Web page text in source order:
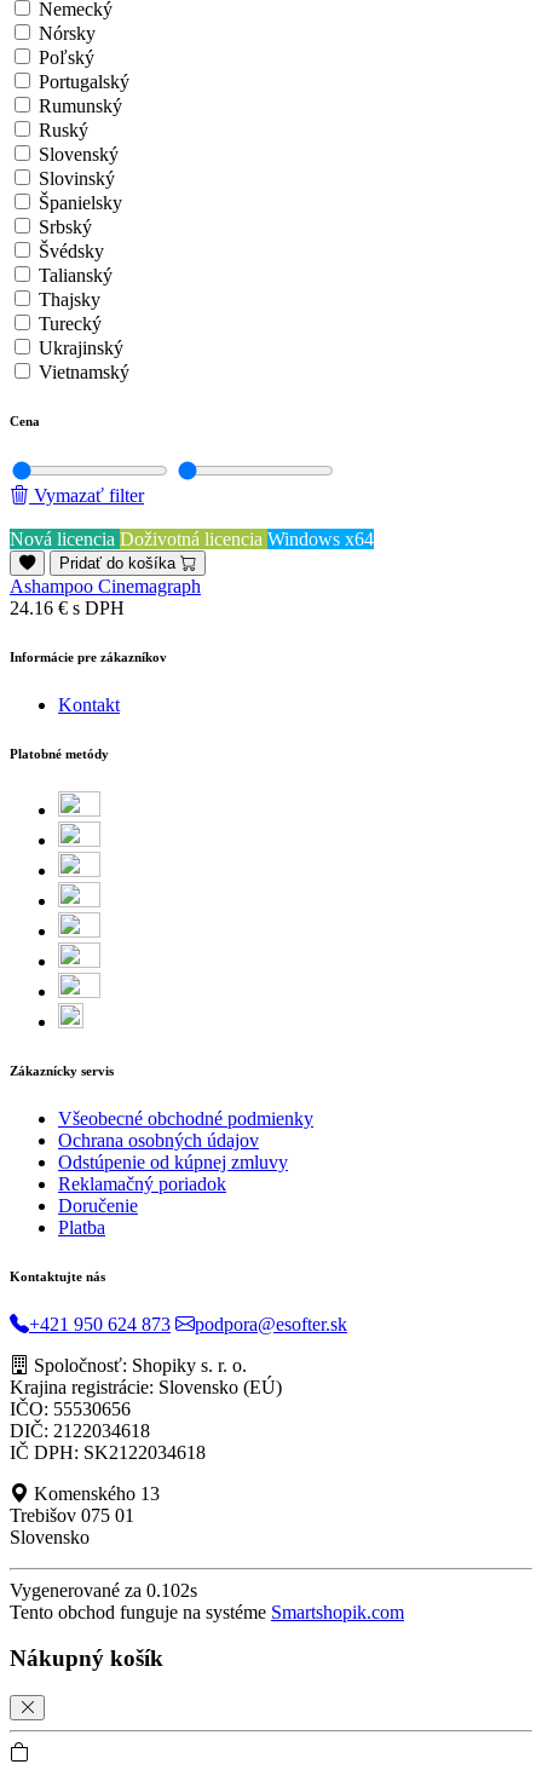
Nemecký
Nórsky
Poľský
Portugalský
Rumunský
Ruský
Slovenský
Slovinský
Španielsky
Srbský
Švédsky
Talianský
Thajsky
Turecký
Ukrajinský
Vietnamský
Cena
Vymazať filter
Nová licencia Doživotná licencia Windows x64
Pridať do košíka
Ashampoo Cinemagraph
24.16 € s DPH
Informácie pre zákazníkov
Kontakt
Platobné metódy
Zákaznícky servis
Všeobecné obchodné podmienky
Ochrana osobných údajov
Odstúpenie od kúpnej zmluvy
Reklamačný poriadok
Doručenie
Platba
Kontaktujte nás
+421 950 624 873
podpora@esofter.sk
Spoločnosť: Shopiky s. r. o.
Krajina registrácie: Slovensko (EÚ)
IČO: 55530656
DIČ: 2122034618
IČ DPH: SK2122034618
Komenského 13
Trebišov 075 01
Slovensko
Vygenerované za 0.102s
Tento obchod funguje na systéme Smartshopik.com
Nákupný košík